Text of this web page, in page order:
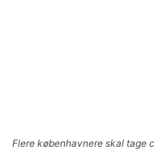
Flere københavnere skal tage